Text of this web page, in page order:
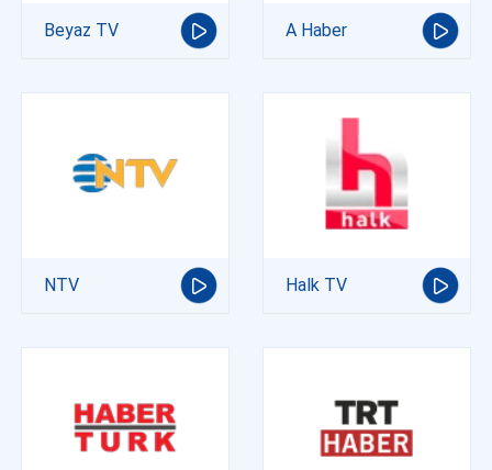
Beyaz TV A Haber
NTV Halk TV